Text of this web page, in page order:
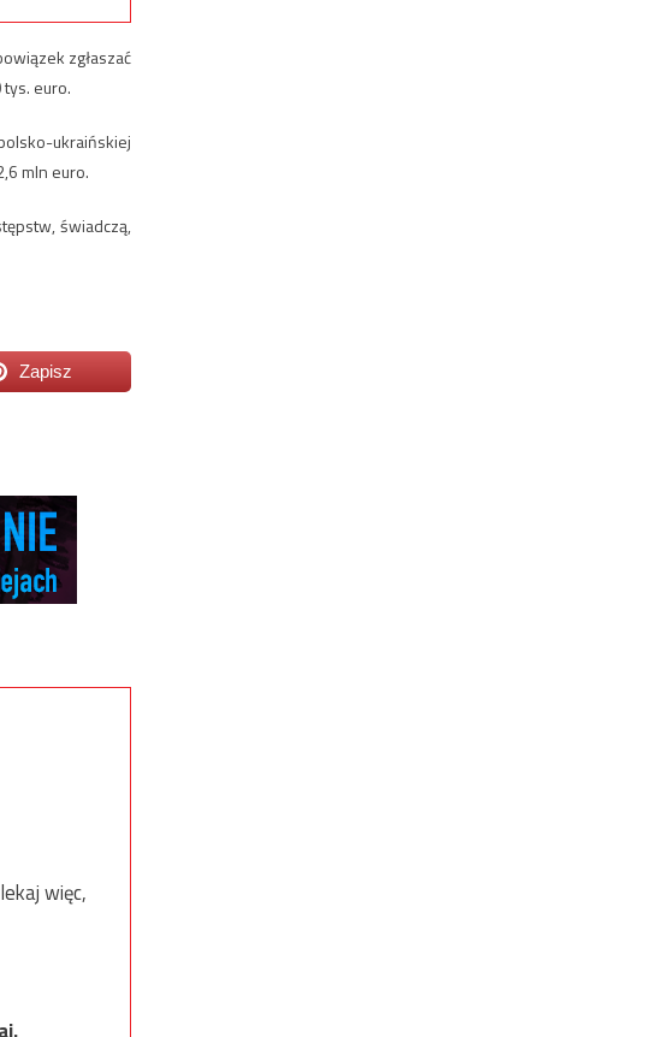
zgłaszać
euro.
ukraińskiej
mln euro.
świadczą,
Zapisz
więc,